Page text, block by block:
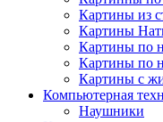
Картины из
Картины
Картины по
Картины по
Картины с
Компьютерная
Наушники